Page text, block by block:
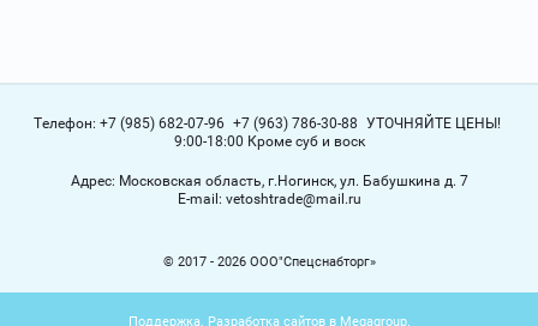
Телефон: +7 (985) 682-07-96 +7 (963) 786-30-88 УТОЧНЯЙТЕ ЦЕНЫ!
9:00-18:00 Кроме суб и воск
Адрес: Московская область, г.Ногинск, ул. Бабушкина д. 7
Е-mail: vetoshtrade@mail.ru
© 2017 - 2026 ООО"Спецснабторг»
Поддержка. Разработка сайтовв Megagroup.